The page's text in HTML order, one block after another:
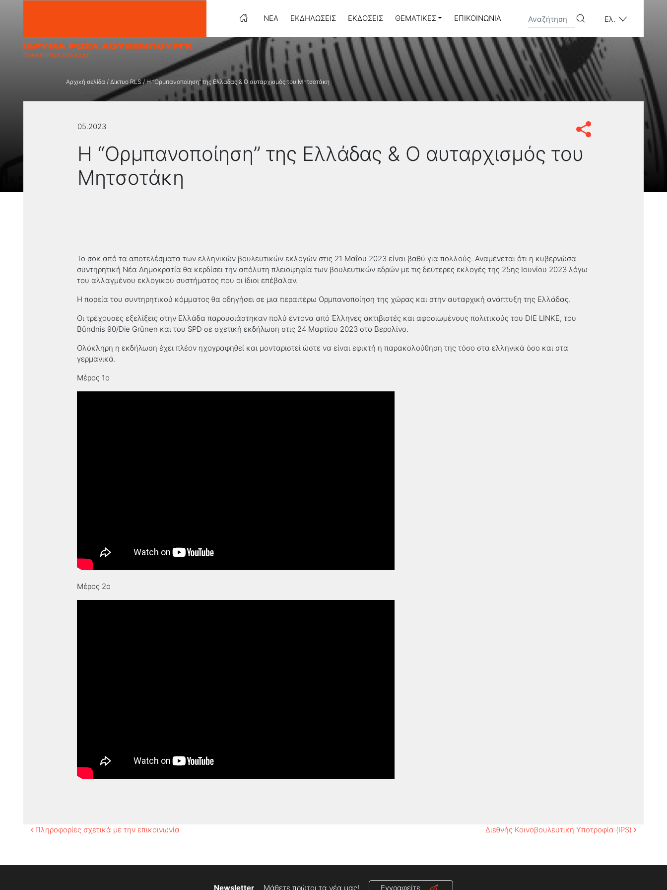
ΝΈΑ
ΕΚΔΗΛΏΣΕΙΣ ΕΚΔΌΣΕΙΣ ΘΕΜΑΤΙΚΈΣ ΕΠΙΚΟΙΝΩΝΊΑ Ελ.
Αρχική σελίδα / Δίκτυο RLS /Η “Ορμπανοποίηση” της Ελλάδας & Ο αυταρχισμός του Μητσοτάκη
05.2023
Η “Ορμπανοποίηση” της Ελλάδας & Ο αυταρχισμός του
Μητσοτάκη
Το σοκ από τα αποτελέσματα των ελληνικών βουλευτικών εκλογών στις 21 Μαΐου 2023 είναι βαθύ για πολλούς. Αναμένεται ότι η κυβερνώσα
συντηρητική Νέα Δημοκρατία θα κερδίσει την απόλυτη πλειοψηφία των βουλευτικών εδρών με τις δεύτερες εκλογές της 25ης Ιουνίου 2023 λόγω
του αλλαγμένου εκλογικού συστήματος που οι ίδιοι επέβαλαν.
Η πορεία του συντηρητικού κόμματος θα οδηγήσει σε μια περαιτέρω Ορμπανοποίηση της χώρας και στην αυταρχική ανάπτυξη της Ελλάδας.
Οι τρέχουσες εξελίξεις στην Ελλάδα παρουσιάστηκαν πολύ έντονα από Έλληνες ακτιβιστές και αφοσιωμένους πολιτικούς του DIE LINKE, του
Bündnis 90/Die Grünen και του SPD σε σχετική εκδήλωση στις 24 Μαρτίου 2023 στο Βερολίνο.
Ολόκληρη η εκδήλωση έχει πλέον ηχογραφηθεί και μονταριστεί ώστε να είναι εφικτή η παρακολούθηση της τόσο στα ελληνικά όσο και στα
γερμανικά.
Μέρος 1ο
Μέρος 2ο
Πλοήγηση
Πληροφορίες σχετικά με την επικοινωνία Διεθνής Κοινοβουλευτική Υποτροφία (IPS)
Newsletter Μάθετε πρώτοι τα νέα μας! Εγγραφείτε